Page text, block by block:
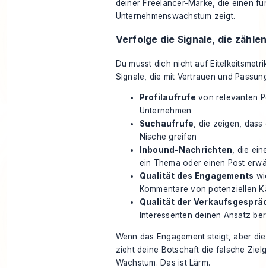
Verfolge die Signale, die
Du musst dich nicht auf
Signale, die mit Vertrauen und
Profilaufrufe von relevanten
Unternehmen
Suchaufrufe, die zeigen,
Nische greifen
Inbound-Nachrichten, die
ein Thema oder einen Post
Qualität des Engagements
Kommentare von potenziellen
Qualität der
Interessenten deinen Ansatz
Wenn das Engagement steigt, aber
zieht deine Botschaft die falsche
Wachstum. Das ist Lärm.